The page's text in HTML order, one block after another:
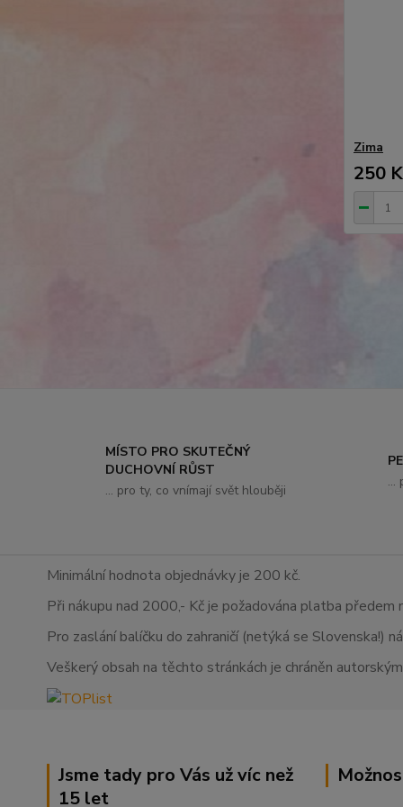
Zima
250
MÍSTO PRO SKUTEČNÝ
DUCHOVNÍ RŮST
... pro ty, co vnímají svět hlouběji
...
Minimální hodnota objednávky je 200 kč.
Při nákupu nad 2000,- Kč je požadována platba předem
Pro zaslání balíčku do zahraničí (netýká se Slovenska!)
Veškerý obsah na těchto stránkách je chráněn
Jsme tady pro Vás už víc než
15 let